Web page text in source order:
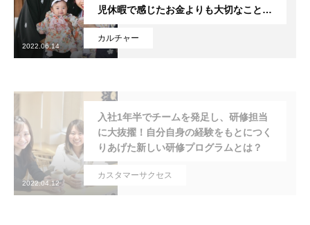
カルチャー
児休暇で感じたお金よりも大切なことと
は？
2022.06.14
カスタマーサクセス
入社1年半でチームを発足し、研修担当
に大抜擢！自分自身の経験をもとにつく
りあげた新しい研修プログラムとは？
2022.04.12